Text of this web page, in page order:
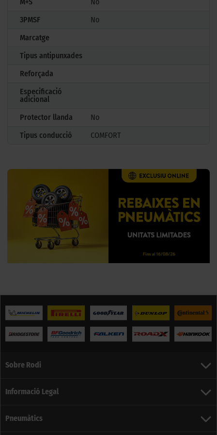
3PMSF
No
Marcatge
Tipus antipunxades
Reforçada
Especificació
adicional
Protector llanda
No
Tipus conducció
COMFORT
Sobre Rodi
Informació Legal
Pneumàtics